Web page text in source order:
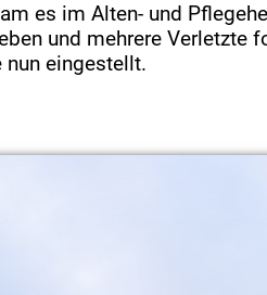
es im Alten- und
und mehrere Verletzte
nun eingestellt.